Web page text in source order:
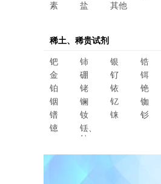
素
盐 其他
稀土、稀贵试剂
钯 铈 银
锆
金
硼 钌
铒
铂
铑 铱
铯
铟
镧 钇
铷
镨
钕 铼
钐
镱
铥、
钆、